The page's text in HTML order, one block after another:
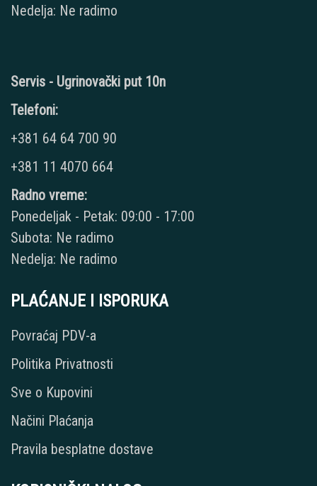
Nedelja: Ne radimo
Servis - Ugrinovački put 10n
Telefoni:
+381 64 64 700 90
+381 11 4070 664
Radno vreme:
Ponedeljak - Petak: 09:00 - 17:00
Subota: Ne radimo
Nedelja: Ne radimo
PLAĆANJE I ISPORUKA
Povraćaj PDV-a
Politika Privatnosti
Sve o Kupovini
Načini Plaćanja
Pravila besplatne dostave